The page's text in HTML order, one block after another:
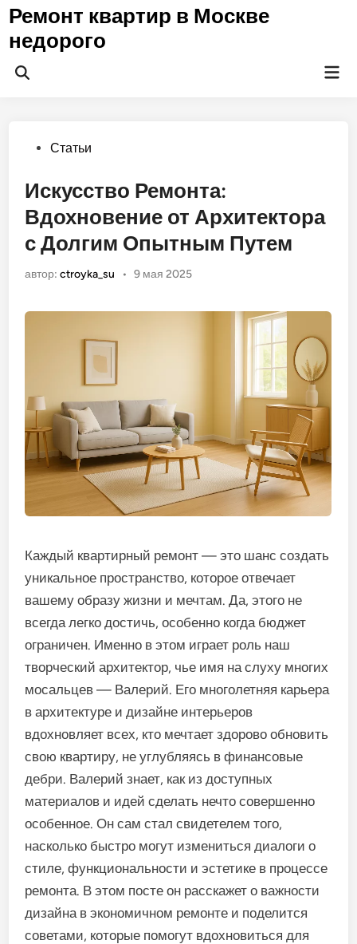
Перейти
содержимому
Ремонт квартир в Москве
недорого
Открыть
Опубликовано
Статьи
Искусство Ремонта:
Вдохновение от Архитектора
с Долгим Опытным Путем
автор:ctroyka_su • 9 мая 2025
Каждый квартирный ремонт — это шанс создать
уникальное пространство, которое отвечает
вашему образу жизни и мечтам. Да, этого не
всегда легко достичь, особенно когда бюджет
ограничен. Именно в этом играет роль наш
творческий архитектор, чье имя на слуху многих
мосальцев — Валерий. Его многолетняя карьера
в архитектуре и дизайне интерьеров
вдохновляет всех, кто мечтает здорово обновить
свою квартиру, не углубляясь в финансовые
дебри. Валерий знает, как из доступных
материалов и идей сделать нечто совершенно
особенное. Он сам стал свидетелем того,
насколько быстро могут измениться диалоги о
стиле, функциональности и эстетике в процессе
ремонта. В этом посте он расскажет о важности
дизайна в экономичном ремонте и поделится
советами, которые помогут вдохновиться для